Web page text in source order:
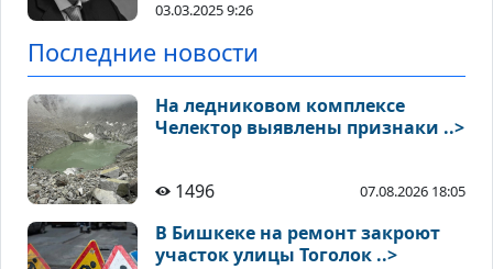
03.03.2025 9:26
Последние новости
На ледниковом комплексе
Челектор выявлены признаки ..>
1496 07.08.2026 18:05
В Бишкеке на ремонт закроют
участок улицы Тоголок ..>